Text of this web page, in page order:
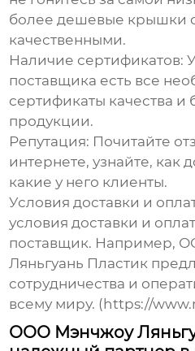
более дешевые крышки
качественными.
Наличие сертификатов:
поставщика есть все
сертификаты качества и
продукции.
Репутация: Почитайте
интернете, узнайте, как
какие у него клиенты.
Условия доставки и
условия доставки и
поставщик. Например,
Ляньгуань Пластик
сотрудничества и
всему миру. (https://
ООО Мэнчжоу